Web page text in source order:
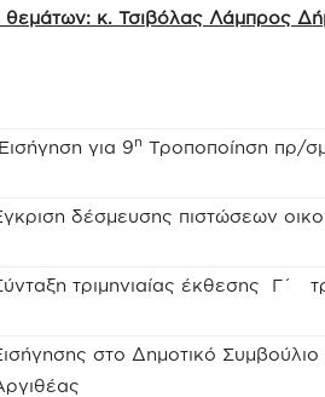
θεμάτων: κ. Τσιβόλας Λάμπρος
Εισήγηση για 9η Τροποποίηση πρ/
δέσμευσης πιστώσεων
τριμηνιαίας έκθεσης Γ΄
στο Δημοτικό